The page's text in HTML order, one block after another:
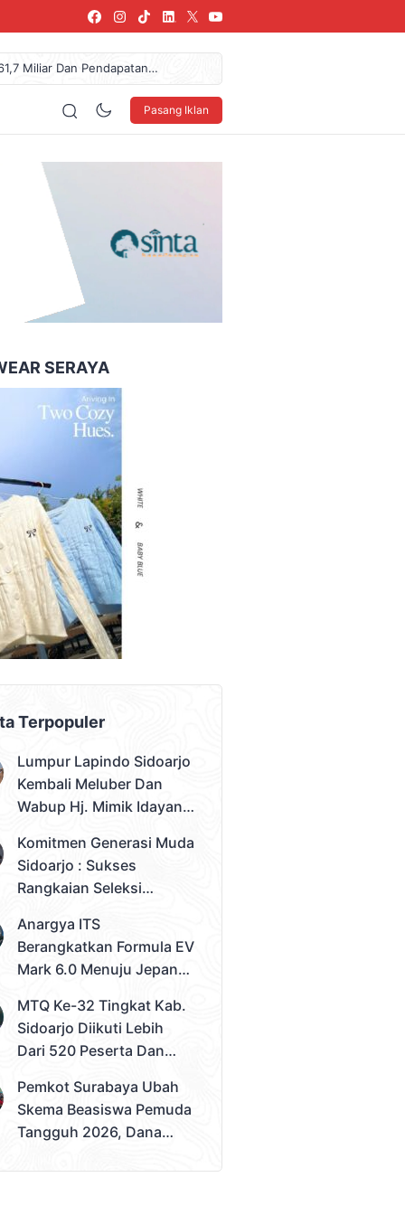
Miliar Dan Pendapatan
Ke XXXV Di Makassar
Donasi Rp36,57 Juta
SPPG Karangturi
Pasang Iklan
SERAYA
Terpopuler
Lumpur Lapindo Sidoarjo
Kembali Meluber Dan
Wabup Hj. Mimik Idayana
Komitmen Generasi Muda
Sidoarjo : Sukses
Rangkaian Seleksi
Pemilihan Duta Muda
Sidoarjo 2026
Anargya ITS
Berangkatkan Formula EV
Mark 6.0 Menuju Jepang,
2026
MTQ Ke-32 Tingkat Kab.
Sidoarjo Diikuti Lebih
Dari 520 Peserta Dan
Juara Umum
Pemkot Surabaya Ubah
Skema Beasiswa Pemuda
Tangguh 2026, Dana
Sekolah